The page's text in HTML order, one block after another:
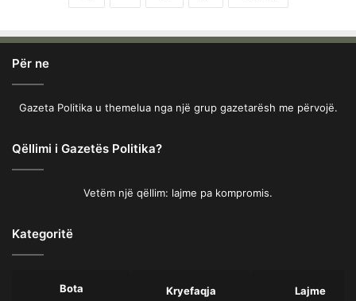
Për ne
Gazeta Politika u themelua nga një grup gazetarësh me përvojë.
Qëllimi i Gazetës Politika?
Vetëm një qëllim: lajme pa kompromis.
Kategoritë
Bota Kryefaqja Lajme